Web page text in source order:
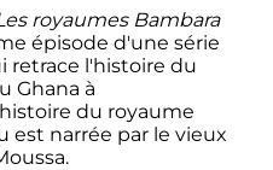
royaumes Bambara
épisode d'une série
retrace l'histoire du
Ghana à
du royaume
est narrée par le vieux